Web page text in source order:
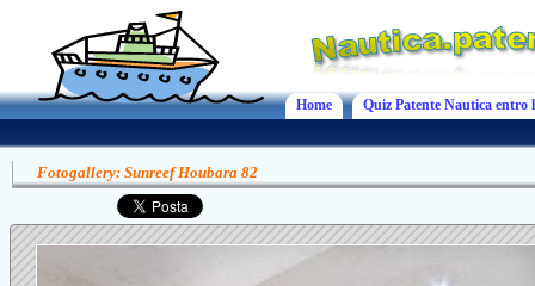
Home Quiz Patente Nautica entro
Fotogallery: Sunreef Houbara 82